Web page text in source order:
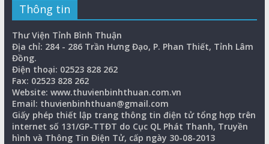
Thông tin
Thư Viện Tỉnh Bình Thuận
Địa chỉ: 284 - 286 Trần Hưng Đạo, P. Phan Thiết, Tỉnh Lâm
Đồng.
Điện thoại: 02523 828 262
Fax: 02523 828 262
Website: www.thuvienbinhthuan.com.vn
Email: thuvienbinhthuan@gmail.com
Giấy phép thiết lập trang thông tin điện tử tổng hợp trên
internet số 131/GP-TTĐT do Cục QL Phát Thanh, Truyền
hình và Thông Tin Điện Tử, cấp ngày 30-08-2013